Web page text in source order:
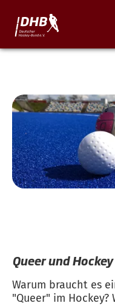
Queer und Hockey
Warum braucht es
"Queer" im